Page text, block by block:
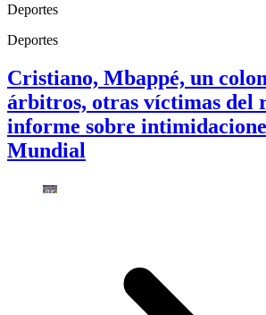
Deportes
Deportes
Cristiano, Mbappé, un
árbitros, otras víctimas del
informe sobre
Mundial